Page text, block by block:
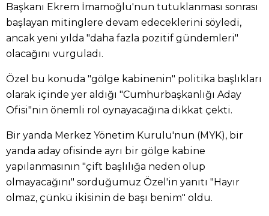
Başkanı Ekrem İmamoğlu'nun tutuklanması sonrası
başlayan mitinglere devam edeceklerini söyledi,
ancak yeni yılda "daha fazla pozitif gündemleri"
olacağını vurguladı.
Özel bu konuda "gölge kabinenin" politika başlıkları
olarak içinde yer aldığı "Cumhurbaşkanlığı Aday
Ofisi"nin önemli rol oynayacağına dikkat çekti.
Bir yanda Merkez Yönetim Kurulu'nun (MYK), bir
yanda aday ofisinde ayrı bir gölge kabine
yapılanmasının "çift başlılığa neden olup
olmayacağını" sorduğumuz Özel'in yanıtı "Hayır
olmaz, çünkü ikisinin de başı benim" oldu.